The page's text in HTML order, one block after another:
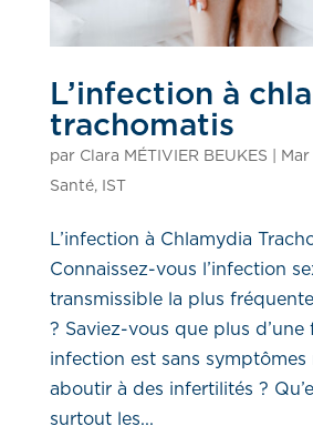
L’infection à
trachomatis
par Clara MÉTIVIER BEUKES
Santé, IST
L’infection à Chlamydia
Connaissez-vous l’infection
transmissible la plus
? Saviez-vous que plus d’une
infection est sans symptômes
aboutir à des infertilités ?
surtout les...